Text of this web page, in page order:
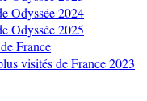
Odyssée 2024
Odyssée 2025
France
visités de France 2023